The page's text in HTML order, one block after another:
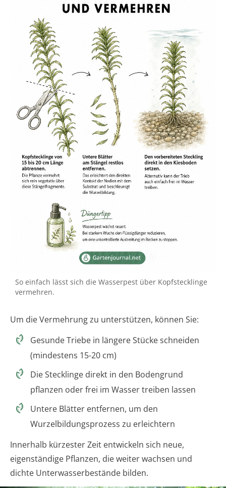
So einfach lässt sich die Wasserpest über Kopfstecklinge
vermehren.
Um die Vermehrung zu unterstützen, können Sie:
Gesunde Triebe in längere Stücke schneiden
(mindestens 15-20 cm)
Die Stecklinge direkt in den Bodengrund
pflanzen oder frei im Wasser treiben lassen
Untere Blätter entfernen, um den
Wurzelbildungsprozess zu erleichtern
Innerhalb kürzester Zeit entwickeln sich neue,
eigenständige Pflanzen, die weiter wachsen und
dichte Unterwasserbestände bilden.